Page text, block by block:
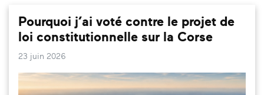
Pourquoi j’ai voté contre le projet de
loi constitutionnelle sur la Corse
23 juin 2026